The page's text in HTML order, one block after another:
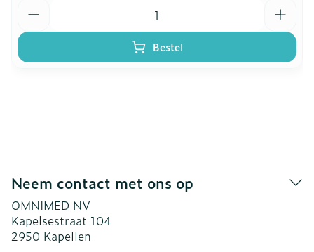
Bestel
Neem contact met ons op
OMNIMED NV
Kapelsestraat 104
2950 Kapellen